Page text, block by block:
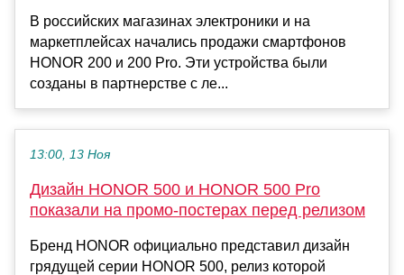
В российских магазинах электроники и на
маркетплейсах начались продажи смартфонов
HONOR 200 и 200 Pro. Эти устройства были
созданы в партнерстве с ле...
13:00, 13 Ноя
Дизайн HONOR 500 и HONOR 500 Pro
показали на промо-постерах перед релизом
Бренд HONOR официально представил дизайн
грядущей серии HONOR 500, релиз которой